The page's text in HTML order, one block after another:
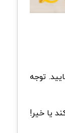
توجه
یا خیر!